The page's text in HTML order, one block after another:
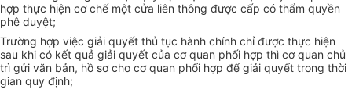
hợp thực hiện cơ chế một cửa liên thông được cấp có thẩm quyền
phê duyệt;
Trường hợp việc giải quyết thủ tục hành chính chỉ được thực hiện
sau khi có kết quả giải quyết của cơ quan phối hợp thì cơ quan chủ
trì gửi văn bản, hồ sơ cho cơ quan phối hợp để giải quyết trong thời
gian quy định;